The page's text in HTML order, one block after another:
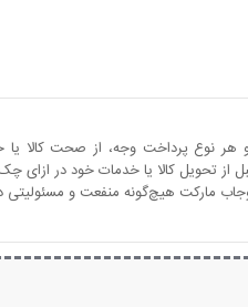
و هر نوع پرداخت وجه، از صحت کالا
از تحویل کالا یا خدمات خود در ازای
مارکت هیچ‌گونه منفعت و مسئولیتی